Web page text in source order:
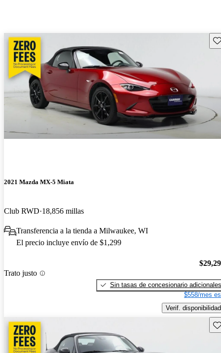
2021 Mazda MX-5 Miata
Club RWD 18,856 millas
Transferencia a la tienda a Milwaukee, WI
El precio incluye envío de $1,299
Trato justo
Sin tasas de concesionario adicionales
$558/mes
Verif. disponibilidad